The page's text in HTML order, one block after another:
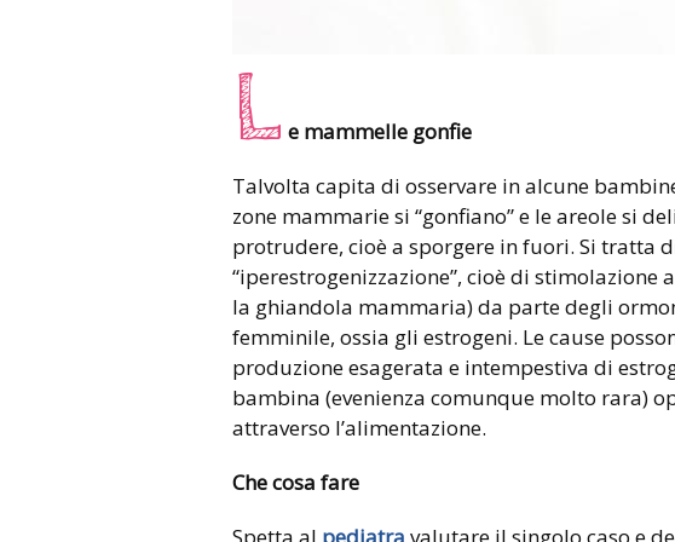
L e mammelle gonfie
Talvolta capita di osservare in alcune
zone mammarie si “gonfiano” e le areole si
protrudere, cioè a sporgere in fuori. Si tratta
“iperestrogenizzazione”, cioè di
la ghiandola mammaria) da parte degli
femminile, ossia gli estrogeni. Le cause
produzione esagerata e intempestiva di
bambina (evenienza comunque molto rara)
attraverso l’alimentazione.
Che cosa fare